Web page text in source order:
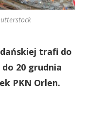
trafi do
20 grudnia
PKN Orlen.